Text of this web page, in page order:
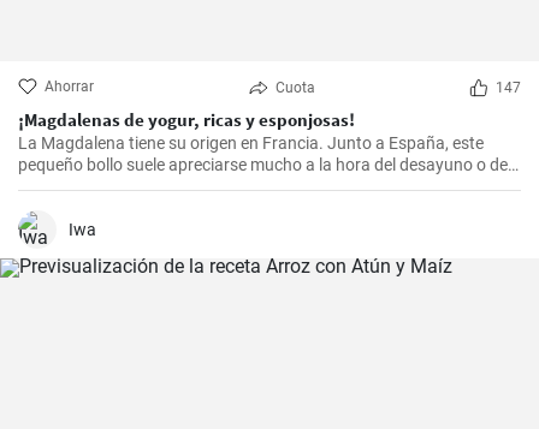
Ahorrar Cuota 147
¡Magdalenas de yogur, ricas y esponjosas!
La Magdalena tiene su origen en Francia. Junto a España, este
pequeño bollo suele apreciarse mucho a la hora del desayuno o de
la merienda. ¡Con la receta que os propongo hoy, vuestras
Iwa